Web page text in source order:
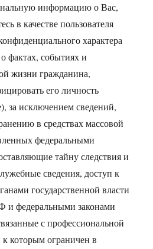
информацию о Вас,
в качестве пользователя
характера
фактах, событиях и
жизни гражданина,
его личность
за исключением сведений,
в средствах массовой
федеральными
тайну следствия и
сведения, доступ к
государственной власти
и федеральными законами
с профессиональной
к которым ограничен в